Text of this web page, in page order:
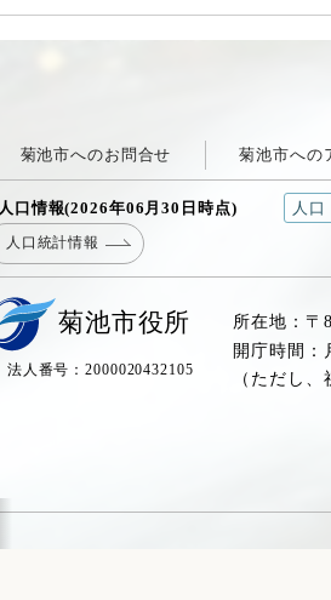
菊池市へのお問合せ 菊池市への
人口情報(2026年06月30日時点) 人口
人口統計情報
菊池市役所
法人番号：2000020432105
所在地：〒
開庁時間：
（ただし